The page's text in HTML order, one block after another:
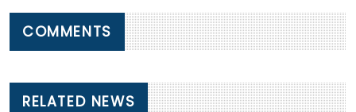
COMMENTS
RELATED NEWS